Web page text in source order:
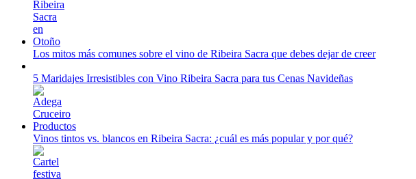
Los mitos más comunes sobre el vino de Ribeira Sacra que debes dejar de creer
5 Maridajes Irresistibles con Vino Ribeira Sacra para tus Cenas Navideñas
Vinos tintos vs. blancos en Ribeira Sacra: ¿cuál es más popular y por qué?